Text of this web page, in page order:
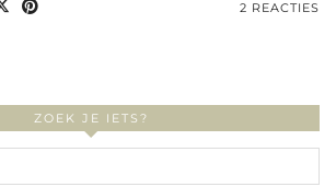
2 REACTIES
ZOEK JE IETS?